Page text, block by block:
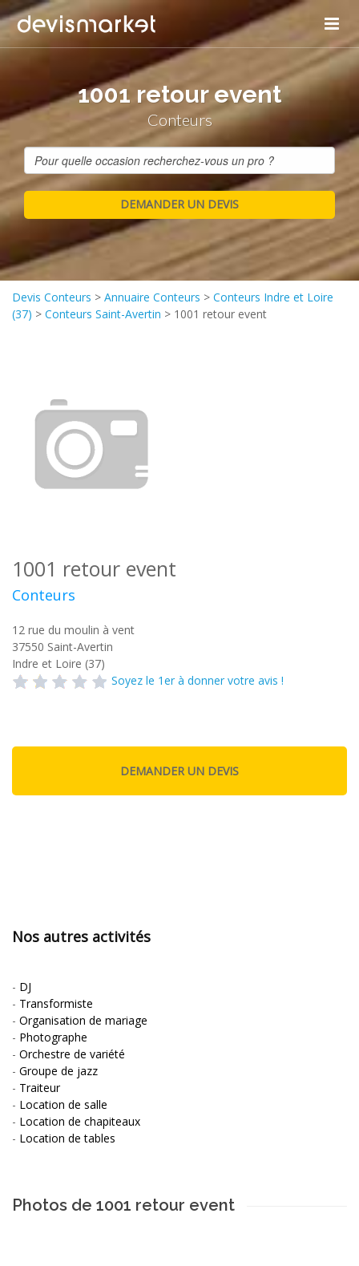
1001 retour event
Conteurs
Devis Conteurs > Annuaire Conteurs > Conteurs Indre et Loire
(37) > Conteurs Saint-Avertin > 1001 retour event
1001 retour event
Conteurs
12 rue du moulin à vent
37550 Saint-Avertin
Indre et Loire (37)
Soyez le 1er à donner votre avis !
Nos autres activités
- DJ
- Transformiste
- Organisation de mariage
- Photographe
- Orchestre de variété
- Groupe de jazz
- Traiteur
- Location de salle
- Location de chapiteaux
- Location de tables
Photos de 1001 retour event